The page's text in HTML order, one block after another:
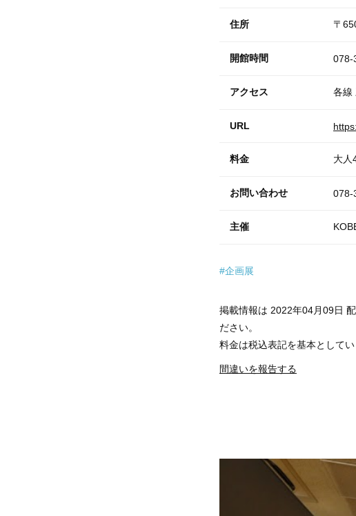
住所 〒
開館時間 078-
アクセス 各線
URL
料金 大人
お問い合わせ 078-
主催
#企画展
掲載情報は 2022年04月09日
ださい。
料金は税込表記を基本としてい
間違いを報告する